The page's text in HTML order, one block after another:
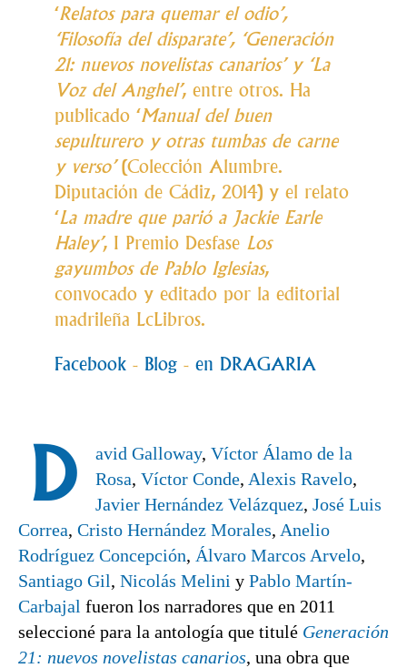
‘Relatos para quemar el odio’,
‘Filosofía del disparate’, ‘Generación
21: nuevos novelistas canarios’ y ‘La
Voz del Anghel’, entre otros. Ha
publicado ‘Manual del buen
sepulturero y otras tumbas de carne
y verso’(Colección Alumbre.
Diputación de Cádiz, 2014) y el relato
‘La madre que parió a Jackie Earle
Haley’, I Premio Desfase Los
gayumbos de Pablo Iglesias,
convocado y editado por la editorial
madrileña LcLibros.
Facebook - Blog - en DRAGARIA
D avid Galloway, Víctor Álamo de la
Rosa, Víctor Conde, Alexis Ravelo,
Javier Hernández Velázquez, José Luis
Correa, Cristo Hernández Morales, Anelio
Rodríguez Concepción, Álvaro Marcos Arvelo,
Santiago Gil, Nicolás Melini y Pablo Martín-
Carbajal fueron los narradores que en 2011
seleccioné para la antología que titulé Generación
21: nuevos novelistas canarios, una obra que